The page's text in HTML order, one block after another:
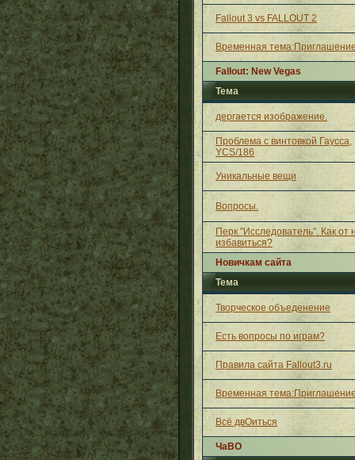
Fallout 3 vs FALLOUT 2
Временная
Fallout: New Vegas
Тема
дергается изображение.
Проблема с винтовкой Гаусса,
YCS/186
Уникальные вещи
Вопросы.
Перк "Исследователь". Как от
избавиться?
Новичкам сайта
Тема
Творческое объеденение
Есть вопросы по играм?
Правила сайта Fallout3.ru
Временная
Всё двОиться
ЧаВО